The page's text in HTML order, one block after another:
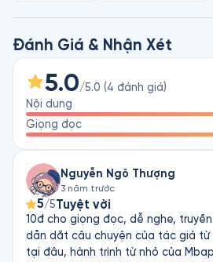
Một số đầu sách nổi tiếng của ông có
dịch: Món Quà Gửi Đến Tôi), The
(tạm dịch: Sự Thật Về Trầm Cảm)…
Đánh Giá & Nhận Xét
5.0/5.0 (4 đánh giá)
Nội dung
Giọng đọc
Nguyễn Ngô Thượng
3 năm trước
5/5Tuyệt vời
10đ cho giọng đọc, dễ nghe,
dẫn dắt câu chuyện của tác giả từ
tại đâu, hành trình từ nhỏ của